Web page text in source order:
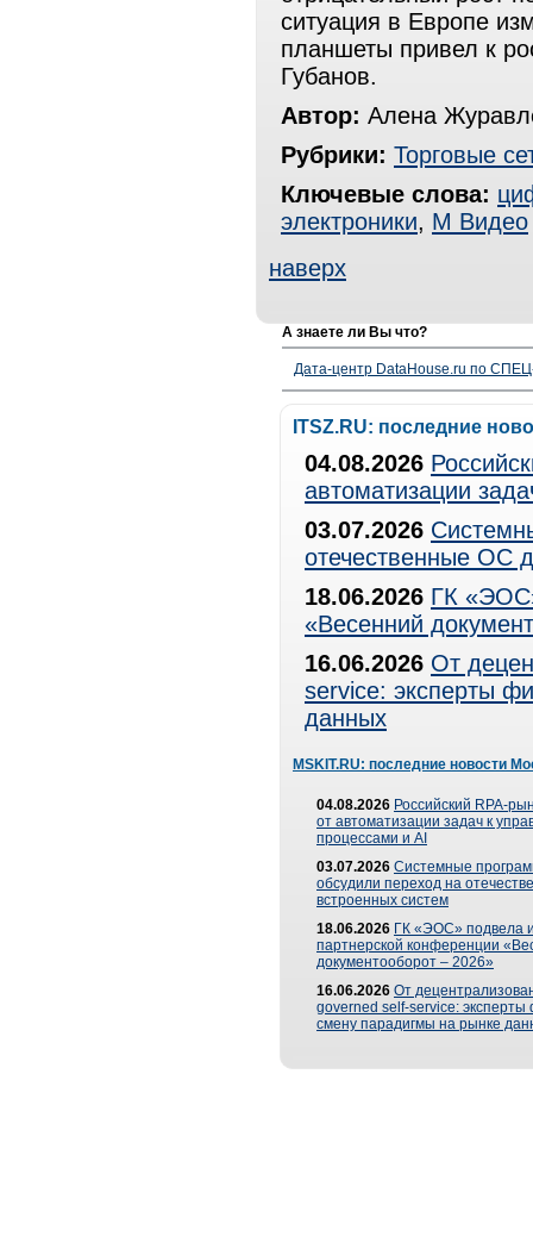
ситуация в Европе
планшеты привел к
Губанов.
Автор: Алена
Рубрики: Торговые
Ключевые слова:
электроники, М Видео
наверх
А знаете ли Вы что?
Дата-центр DataHouse.ru по
ITSZ.RU: последние
04.08.2026
автоматизации
03.07.2026
отечественные ОС
18.06.2026 ГК
«Весенний
16.06.2026 От
service: эксперты
данных
MSKIT.RU: последние новости
04.08.2026 Российский RPA-
от автоматизации задач к
процессами и AI
03.07.2026 Системные
обсудили переход на
встроенных систем
18.06.2026 ГК «ЭОС» подвела
партнерской конференции
документооборот – 2026»
16.06.2026 От
governed self-service: эксперты
смену парадигмы на рынке